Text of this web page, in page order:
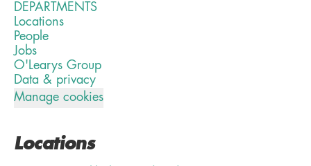
DEPARTMENTS
Locations
People
Jobs
O'Learys Group
Data & privacy
Manage cookies
Locations